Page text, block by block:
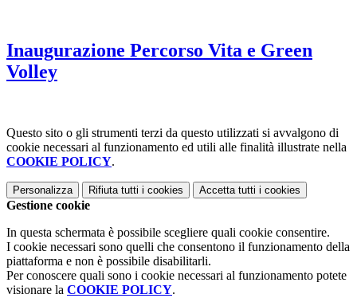
Inaugurazione Percorso Vita e Green
Volley
Questo sito o gli strumenti terzi da questo utilizzati si avvalgono di
cookie necessari al funzionamento ed utili alle finalità illustrate nella
COOKIE POLICY.
Personalizza Rifiuta tutti i cookies Accetta tutti i cookies
Gestione cookie
In questa schermata è possibile scegliere quali cookie consentire.
I cookie necessari sono quelli che consentono il funzionamento della
piattaforma e non è possibile disabilitarli.
Per conoscere quali sono i cookie necessari al funzionamento potete
visionare la COOKIE POLICY.